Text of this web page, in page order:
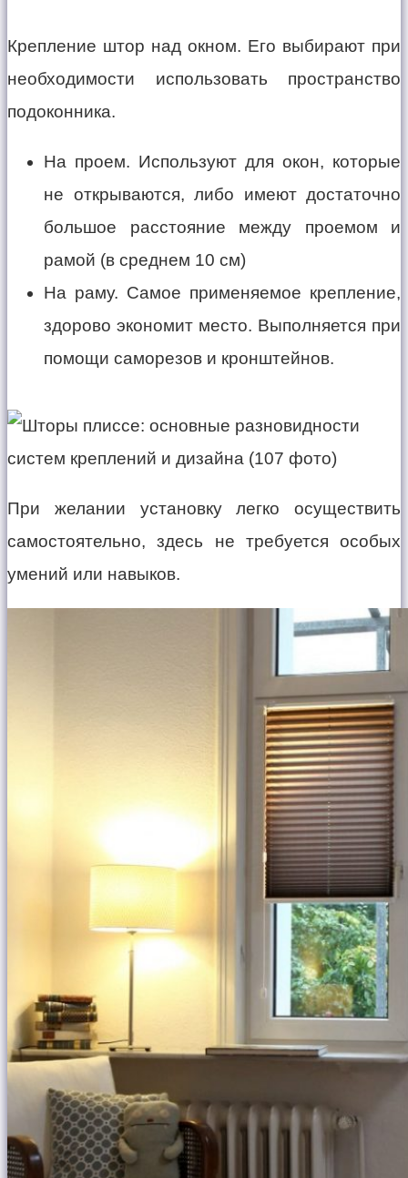
Крепление штор над окном. Его выбирают при
необходимости использовать пространство
подоконника.
На проем. Используют для окон, которые
не открываются, либо имеют достаточно
большое расстояние между проемом и
рамой (в среднем 10 см)
На раму. Самое применяемое крепление,
здорово экономит место. Выполняется при
помощи саморезов и кронштейнов.
При желании установку легко осуществить
самостоятельно, здесь не требуется особых
умений или навыков.